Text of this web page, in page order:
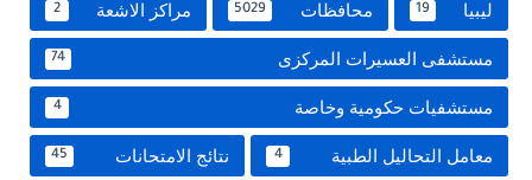
ليبيا 19 محافظات 5029 مراكز الاشعة 2
مستشفى العسيرات المركزى 74
مستشفيات حكومية وخاصة 4
معامل التحاليل الطبية 4 نتائج الامتحانات 45